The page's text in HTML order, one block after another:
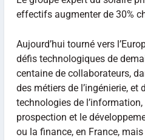
effectifs augmenter de 30%
Aujourd’hui tourné vers
défis technologiques de
centaine de collaborateurs,
des métiers de l’ingénierie, et
technologies de
prospection et le
ou la finance, en France,